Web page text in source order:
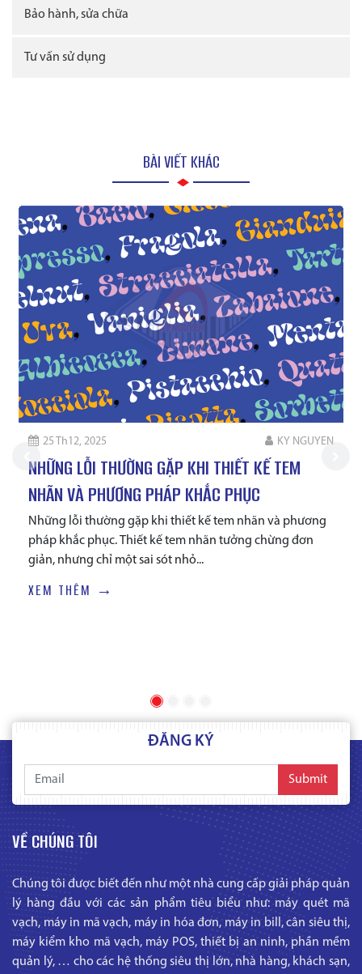
Bảo hành, sửa chữa
Tư vấn sử dụng
BÀI VIẾT KHÁC
25 Th12, 2025 KY NGUYEN
NHỮNG LỖI THƯỜNG GẶP KHI THIẾT KẾ TEM
NHÃN VÀ PHƯƠNG PHÁP KHẮC PHỤC
Những lỗi thường gặp khi thiết kế tem nhãn và phương
pháp khắc phục. Thiết kế tem nhãn tưởng chừng đơn
giản, nhưng chỉ một sai sót nhỏ...
XEM THÊM →
ĐĂNG KÝ
Submit
VỀ CHÚNG TÔI
Chúng tôi được biết đến như một nhà cung cấp giải pháp quản
lý hàng đầu với các sản phẩm tiêu biểu như: máy quét mã
vạch, máy in mã vạch, máy in hóa đơn, máy in bill, cân siêu thị,
máy kiểm kho mã vạch, máy POS, thiết bị an ninh, phần mềm
quản lý, … cho các hệ thống siêu thị lớn, nhà hàng, khách sạn,